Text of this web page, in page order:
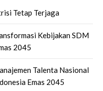
Tetap Terjaga
Kebijakan SDM
2045
Talenta Nasional
Emas 2045